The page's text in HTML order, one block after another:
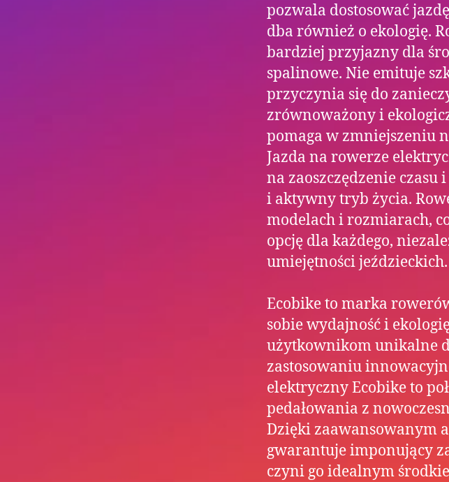
pozwala dostosować
dba również o ekologię.
bardziej przyjazny dla
spalinowe. Nie emituje
przyczynia się do
zrównoważony i
pomaga w zmniejszeniu
Jazda na rowerze
na zaoszczędzenie
i aktywny tryb życia.
modelach i rozmiarach,
opcję dla każdego,
umiejętności jeździeckich.
Ecobike to marka
sobie wydajność i
użytkownikom unikalne
zastosowaniu
elektryczny Ecobike to
pedałowania z
Dzięki zaawansowanym
gwarantuje imponujący
czyni go idealnym